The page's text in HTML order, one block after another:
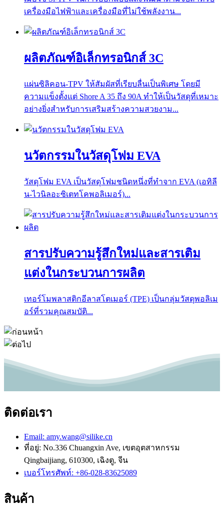
เครื่องมือไฟฟ้าและเครื่องมือที่ไม่ใช้พลังงาน...
ผลิตภัณฑ์อิเล็กทรอนิกส์ 3C
แผ่นซิลิคอน-TPV ให้สัมผัสที่เรียบลื่นเป็นพิเศษ โดยมี
ความแข็งตั้งแต่ Shore A 35 ถึง 90A ทำให้เป็นวัสดุที่เหมาะ
อย่างยิ่งสำหรับการเสริมสร้างความสวยงาม...
นวัตกรรมในวัสดุโฟม EVA
วัสดุโฟม EVA เป็นวัสดุโฟมชนิดหนึ่งที่ทำจาก EVA (เอทิลี
น-ไวนิลอะซิเตทโคพอลิเมอร์)...
สารปรับความรู้สึกใหม่และสารเติม
แต่งในกระบวนการผลิต
เทอร์โมพลาสติกอีลาสโตเมอร์ (TPE) เป็นกลุ่มวัสดุพอลิเม
อร์ที่รวมคุณสมบัติ...
ติดต่อเรา
Email: amy.wang@silike.cn
ที่อยู่: No.336 Chuangxin Ave, เขตอุตสาหกรรม
Qingbaijiang, 610300, เฉิงตู, จีน
เบอร์โทรศัพท์: +86-028-83625089
สินค้า